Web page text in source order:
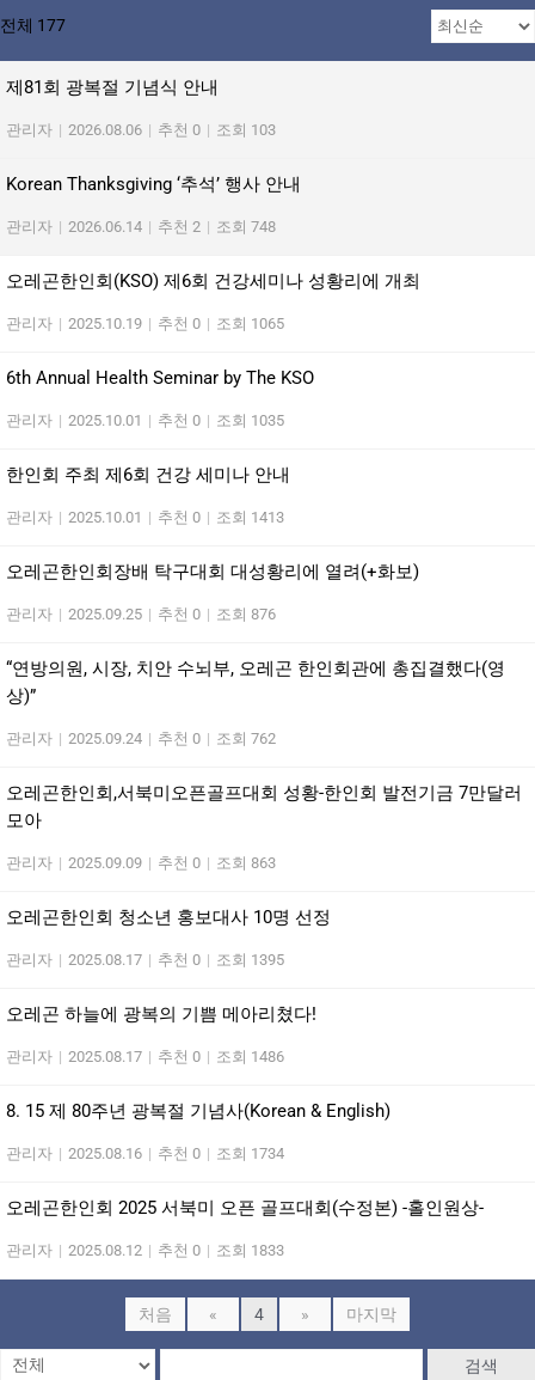
전체 177
제81회 광복절 기념식 안내
관리자 | 2026.08.06 | 추천 0 | 조회 103
Korean Thanksgiving ‘추석’ 행사 안내
관리자 | 2026.06.14 | 추천 2 | 조회 748
오레곤한인회(KSO) 제6회 건강세미나 성황리에 개최
관리자 | 2025.10.19 | 추천 0 | 조회 1065
6th Annual Health Seminar by The KSO
관리자 | 2025.10.01 | 추천 0 | 조회 1035
한인회 주최 제6회 건강 세미나 안내
관리자 | 2025.10.01 | 추천 0 | 조회 1413
오레곤한인회장배 탁구대회 대성황리에 열려(+화보)
관리자 | 2025.09.25 | 추천 0 | 조회 876
“연방의원, 시장, 치안 수뇌부, 오레곤 한인회관에 총집결했다(영
상)”
관리자 | 2025.09.24 | 추천 0 | 조회 762
오레곤한인회,서북미오픈골프대회 성황-한인회 발전기금 7만달러
모아
관리자 | 2025.09.09 | 추천 0 | 조회 863
오레곤한인회 청소년 홍보대사 10명 선정
관리자 | 2025.08.17 | 추천 0 | 조회 1395
오레곤 하늘에 광복의 기쁨 메아리쳤다!
관리자 | 2025.08.17 | 추천 0 | 조회 1486
8. 15 제 80주년 광복절 기념사(Korean & English)
관리자 | 2025.08.16 | 추천 0 | 조회 1734
오레곤한인회 2025 서북미 오픈 골프대회(수정본) -홀인원상-
관리자 | 2025.08.12 | 추천 0 | 조회 1833
처음 « 4 » 마지막
검색